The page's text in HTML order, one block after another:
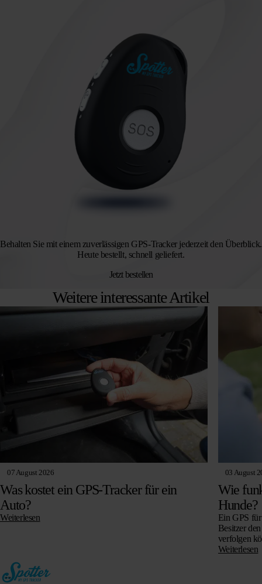
Behalten Sie mit einem zuverlässigen GPS-Tracker jederzeit den Überblick.
Heute bestellt, schnell geliefert.
Jetzt bestellen
Weitere interessante Artikel
07 August 2026
Was kostet ein GPS-Tracker für ein
Auto?
Weiterlesen
03 August
Wie
Hunde?
Ein GPS
Besitzer
verfolgen
entlaufener
Weiterlesen